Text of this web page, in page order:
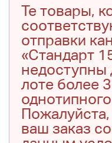
Те товары,
отправки
«Стандарт
недоступны
лоте более
Пожалуйста,
ваш заказ